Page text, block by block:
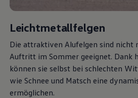
Elektromobilität
Volkswagen R
Pannen- und Unfallhilfe
Volkswagen
Leichtmetallfelgen
Die attraktiven Alufelgen sind nicht
Auftritt im Sommer geeignet. Dank
können sie selbst bei schlechten
wie Schnee und Matsch eine
ermöglichen.